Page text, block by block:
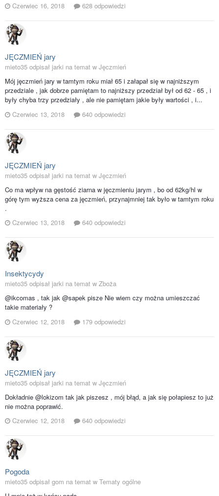
Czerwiec 16, 2018
628 odpowiedzi
JĘCZMIEŃ jary
mieto35 odpisał jarki na temat w Jęczmień
Mój jęczmień jary w tamtym roku miał 65 i załapał się w najniższym
przedziale , jak dobrze pamiętam to najniższy przedział był od 62 - 65 , i
były chyba trzy przedziały , ale nie pamiętam jakie były wartości , i...
Czerwiec 13, 2018
640 odpowiedzi
JĘCZMIEŃ jary
mieto35 odpisał jarki na temat w Jęczmień
Co ma wpływ na gęstość ziarna w jęczmieniu jarym , bo od 62kg/hl w
górę tym wyższa cena za jęczmień, przynajmniej tak było w tamtym roku
.
Czerwiec 13, 2018
640 odpowiedzi
Insektycydy
mieto35 odpisał jarki na temat w Zboża
@ikcomas , tak jak @sapek pisze Nie wiem czy można umieszczać
takie materiały ?
Czerwiec 12, 2018
179 odpowiedzi
JĘCZMIEŃ jary
mieto35 odpisał jarki na temat w Jęczmień
Dokładnie @lokizom tak jak piszesz , mój błąd, a jak się połapiesz to już
nie można poprawić.
Czerwiec 12, 2018
640 odpowiedzi
Pogoda
mieto35 odpisał gom na temat w Tematy ogólne